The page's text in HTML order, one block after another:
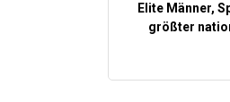
Elite Männer,
größter